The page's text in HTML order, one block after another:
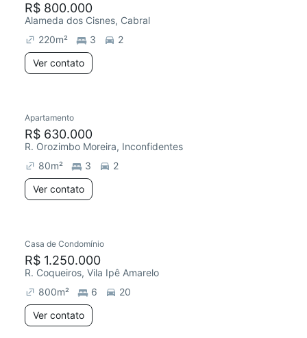
R$ 800.000
Alameda dos Cisnes, Cabral
220m² 3
2
Ver contato
Redecorar
Apartamento
R$ 630.000
R. Orozimbo Moreira, Inconfidentes
80m² 3
2
Ver contato
Casa de Condomínio
R$ 1.250.000
R. Coqueiros, Vila Ipê Amarelo
800m² 6
20
Ver contato